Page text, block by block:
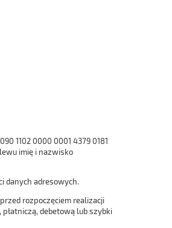
1102 0000 0001 4379 0181
imię i nazwisko
danych adresowych.
rozpoczęciem realizacji
debetową lub szybki